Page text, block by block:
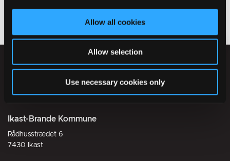
Allow all cookies
Allow selection
Use necessary cookies only
Ikast-Brande Kommune
Rådhusstrædet 6
7430 Ikast